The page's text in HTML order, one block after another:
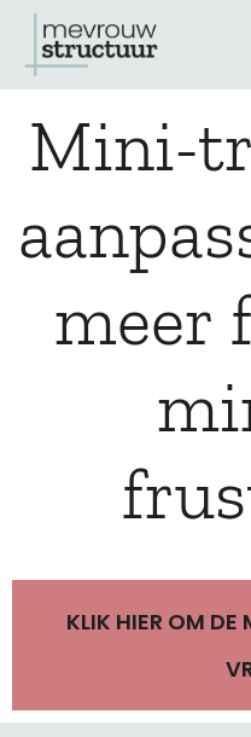
naar
inhoudMini-
meer
KLIK HIER OM